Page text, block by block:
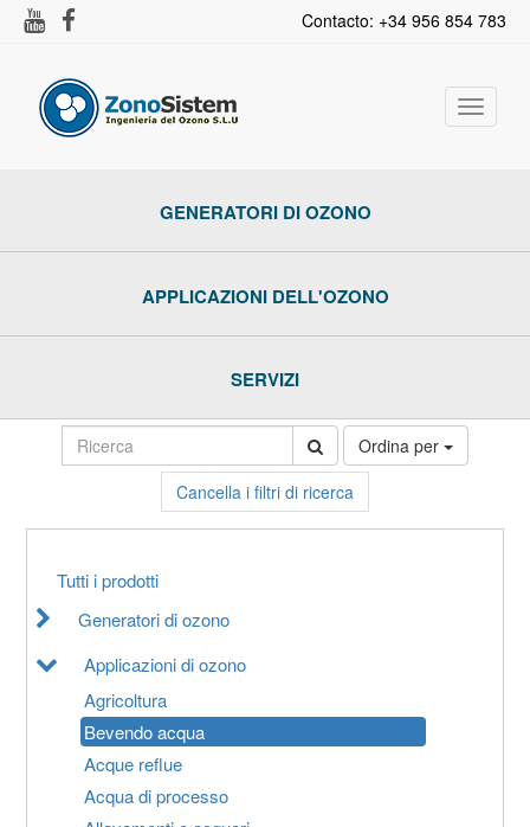
Contacto: +34 956 854 783
Toggle
GENERATORI DI OZONO
APPLICAZIONI DELL'OZONO
SERVIZI
Ordina per
Cancella i filtri di ricerca
Tutti i prodotti
Generatori di ozono
Applicazioni di ozono
Agricoltura
Bevendo acqua
Acque reflue
Acqua di processo